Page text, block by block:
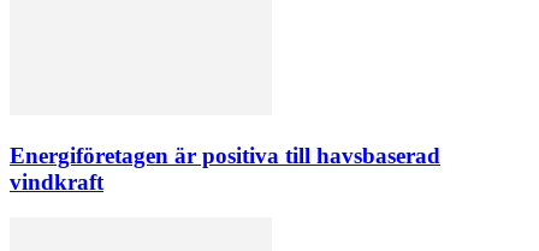
Energiföretagen är positiva till havsbaserad
vindkraft